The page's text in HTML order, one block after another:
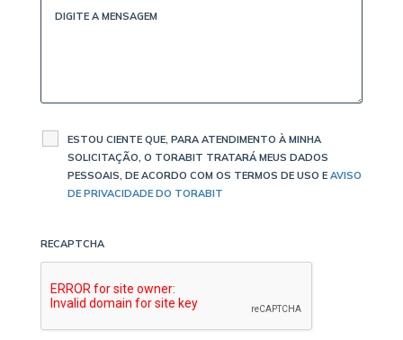
ESTOU CIENTE QUE, PARA ATENDIMENTO À MINHA
SOLICITAÇÃO, O TORABIT TRATARÁ MEUS DADOS
PESSOAIS, DE ACORDO COM OS TERMOS DE USO E AVISO
DE PRIVACIDADE DO TORABIT
RECAPTCHA